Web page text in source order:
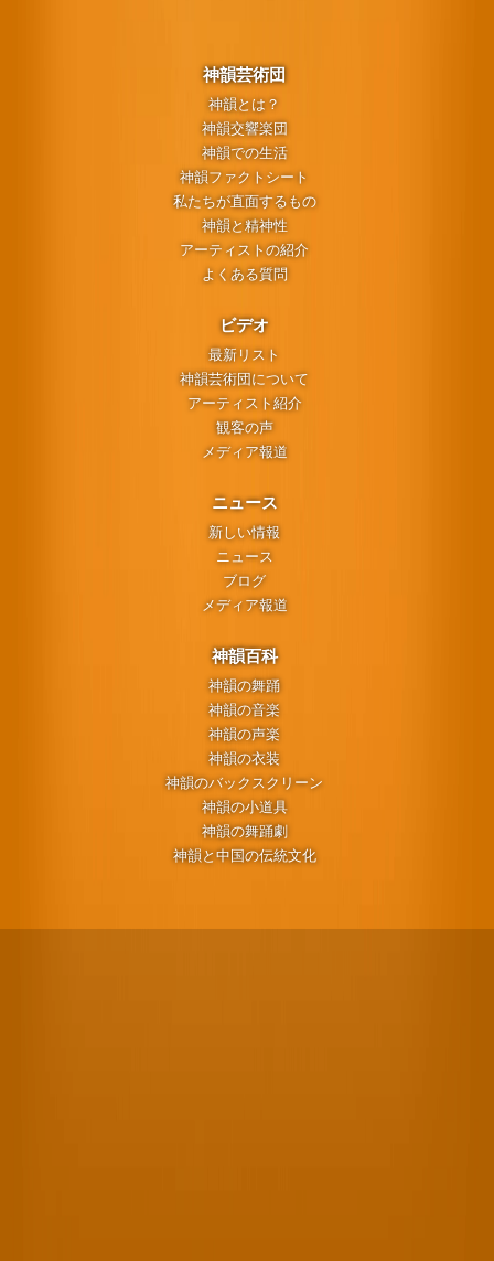
神韻芸術団
神韻とは？
神韻交響楽団
神韻での生活
神韻ファクトシート
私たちが直面するもの
神韻と精神性
アーティストの紹介
よくある質問
ビデオ
最新リスト
神韻芸術団について
アーティスト紹介
観客の声
メディア報道
ニュース
新しい情報
ニュース
ブログ
メディア報道
神韻百科
神韻の舞踊
神韻の音楽
神韻の声楽
神韻の衣装
神韻のバックスクリーン
神韻の小道具
神韻の舞踊劇
神韻と中国の伝統文化